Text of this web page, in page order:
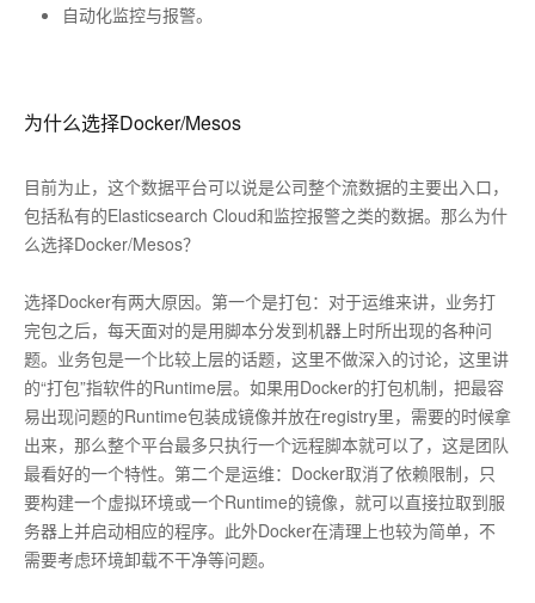
自动化监控与报警。
为什么选择Docker/Mesos
目前为止，这个数据平台可以说是公司整个流数据的主要出入口，
包括私有的Elasticsearch Cloud和监控报警之类的数据。那么为什
么选择Docker/Mesos？
选择Docker有两大原因。第一个是打包：对于运维来讲，业务打
完包之后，每天面对的是用脚本分发到机器上时所出现的各种问
题。业务包是一个比较上层的话题，这里不做深入的讨论，这里讲
的“打包”指软件的Runtime层。如果用Docker的打包机制，把最容
易出现问题的Runtime包装成镜像并放在registry里，需要的时候拿
出来，那么整个平台最多只执行一个远程脚本就可以了，这是团队
最看好的一个特性。第二个是运维：Docker取消了依赖限制，只
要构建一个虚拟环境或一个Runtime的镜像，就可以直接拉取到服
务器上并启动相应的程序。此外Docker在清理上也较为简单，不
需要考虑环境卸载不干净等问题。